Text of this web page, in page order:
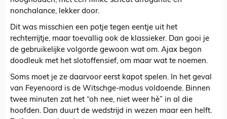
nonchalance, lekker door.
Dit was misschien een potje tegen eentje uit het
rechterrijtje, maar toevallig ook de klassieker. Dan gooi je
de gebruikelijke volgorde gewoon wat om. Ajax begon
doodleuk met het slotoffensief, om maar wat te noemen.
Soms moet je ze daarvoor eerst kapot spelen. In het geval
van Feyenoord is de Witschge-modus voldoende. Binnen
twee minuten zat het “oh nee, niet weer hè” in al die
hoofden. Dan duurt de wedstrijd in wezen maar een helft.